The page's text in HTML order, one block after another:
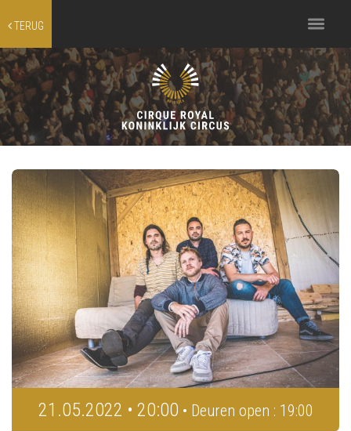
TERUG
Toggle
navigation
21.05.2022 • 20:00 • Deuren open : 19:00